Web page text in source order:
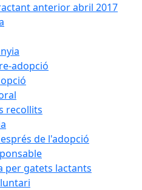
anterior abril 2017
adopció
recollits
de l'adopció
per gatets lactants